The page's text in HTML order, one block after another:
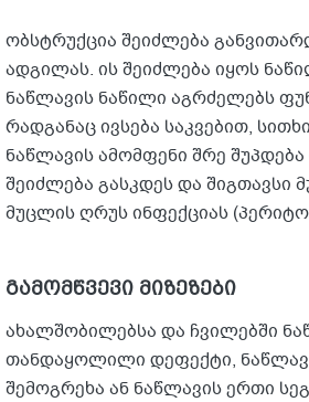
ობსტრუქცია შეიძლება
ადგილას. ის შეიძლება იყოს
ნაწლავის ნაწილი აგრძელებს
რადგანაც ივსება საკვებით,
ნაწლავის ამომფენი შრე
შეიძლება გასკდეს და შიგთავსი
მუცლის ღრუს ინფექციას
გამომწვევი მიზეზები
ახალშობილებსა და ჩვილებში
თანდაყოლილი დეფექტი,
შემოგრეხა ან ნაწლავის ერთი